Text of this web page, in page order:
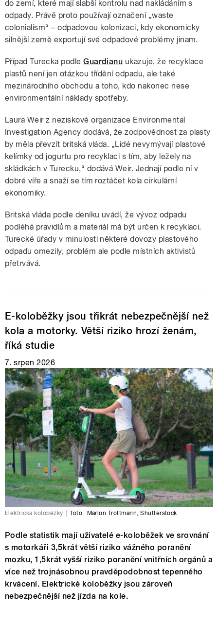
do zemí, které mají slabší kontrolu nad nakládáním s
odpady. Právě proto používají označení „waste
colonialism“ – odpadovou kolonizaci, kdy ekonomicky
silnější země exportují své odpadové problémy jinam.
Případ Turecka podleGuardianu ukazuje, že recyklace
plastů není jen otázkou třídění odpadu, ale také
mezinárodního obchodu a toho, kdo nakonec nese
environmentální náklady spotřeby.
Laura Weir z neziskové organizace Environmental
Investigation Agency dodává, že zodpovědnost za plasty
by měla převzít britská vláda. „Lidé nevymývají plastové
kelímky od jogurtu pro recyklaci s tím, aby ležely na
skládkách v Turecku,“ dodává Weir. Jednají podle ní v
dobré víře a snaží se tím roztáčet kola cirkulární
ekonomiky.
Britská vláda podle deníku uvádí, že vývoz odpadu
podléhá pravidlům a materiál má být určen k recyklaci.
Turecké úřady v minulosti některé dovozy plastového
odpadu omezily, problém ale podle místních aktivistů
přetrvává.
E-koloběžky jsou třikrát nebezpečnější než
kola a motorky. Větší riziko hrozí ženám,
říká studie
7. srpen 2026
Elektrická koloběžky foto: Marlon Trottmann,Shutterstock
Podle statistik mají uživatelé e-koloběžek ve srovnání
s motorkáři 3,5krát větší riziko vážného poranění
mozku, 1,5krát vyšší riziko poranění vnitřních orgánů a
více než trojnásobnou pravděpodobnost tepenného
krvácení. Elektrické koloběžky jsou zároveň
nebezpečnější než jízda na kole.